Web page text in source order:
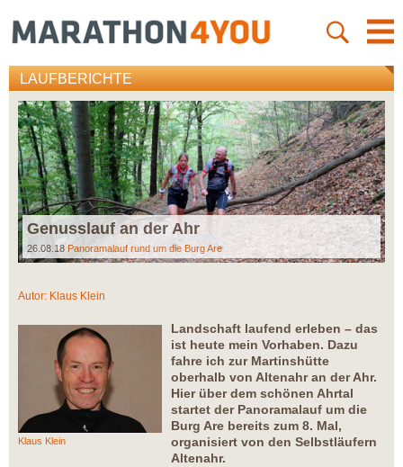
LAUFBERICHTE
Genusslauf an der Ahr
26.08.18 Panoramalauf rund um die Burg Are
Autor: Klaus Klein
Klaus Klein
Landschaft laufend erleben – das
ist heute mein Vorhaben. Dazu
fahre ich zur Martinshütte
oberhalb von Altenahr an der Ahr.
Hier über dem schönen Ahrtal
startet der Panoramalauf um die
Burg Are bereits zum 8. Mal,
organisiert von den Selbstläufern
Altenahr.